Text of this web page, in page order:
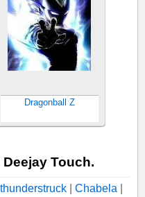
Dragonball Z
Deejay Touch.
Chabela